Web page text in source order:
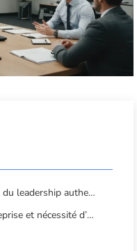
1. Définition et importance du leadership authentique
2. Contexte actuel en entreprise et nécessité d’un leadership authentique